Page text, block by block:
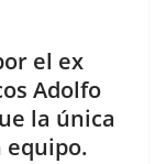
el ex
Adolfo
la única